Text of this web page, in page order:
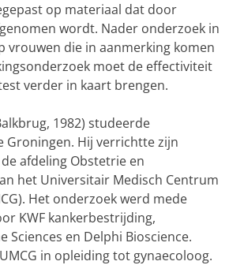
op materiaal dat door
wordt. Nader onderzoek in
vrouwen die in aanmerking komen
moet de effectiviteit
verder in kaart brengen.
1982) studeerde
Groningen. Hij verrichtte zijn
afdeling Obstetrie en
het Universitair Medisch Centrum
Het onderzoek werd mede
KWF kankerbestrijding,
Sciences en Delphi Bioscience.
in opleiding tot gynaecoloog.